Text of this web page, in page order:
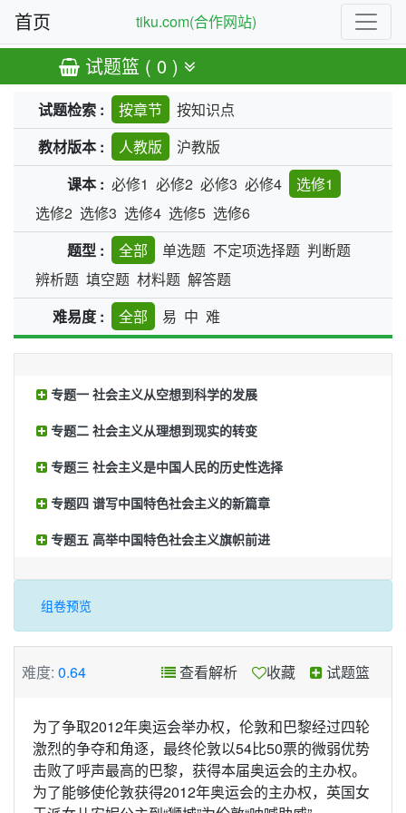
首页 tiku.com(合作网站)
试题篮 ( 0 )
试题检索 : 按章节
按知识点
教材版本 :
人教版
沪教版
课本 : 必修1 必修2 必修3 必修4
选修1
选修2 选修3 选修4 选修5 选修6
题型 :
全部 单选题 不定项选择题 判断题
辨析题 填空题 材料题 解答题
难易度 :
全部 易 中 难
专题一 社会主义从空想到科学的发展
专题二 社会主义从理想到现实的转变
专题三 社会主义是中国人民的历史性选择
专题四 谱写中国特色社会主义的新篇章
专题五 高举中国特色社会主义旗帜前进
组卷预览
难度: 0.64 查看解析 收藏 试题篮
为了争取2012年奥运会举办权，伦敦和巴黎经过四轮
激烈的争夺和角逐，最终伦敦以54比50票的微弱优势
击败了呼声最高的巴黎，获得本届奥运会的主办权。
为了能够使伦敦获得2012年奥运会的主办权，英国女